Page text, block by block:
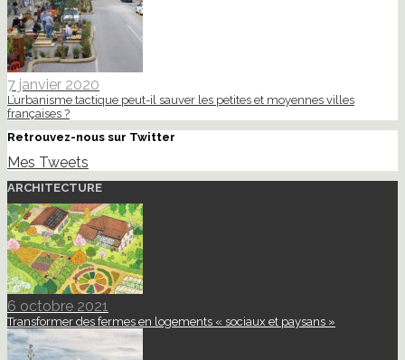
7 janvier 2020
L’urbanisme tactique peut-il sauver les petites et moyennes villes
françaises ?
Retrouvez-nous sur Twitter
Mes Tweets
ARCHITECTURE
6 octobre 2021
Transformer des fermes en logements « sociaux et paysans »